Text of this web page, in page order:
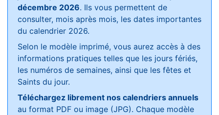
décembre 2026. Ils vous permettent de
consulter, mois après mois, les dates importantes
du calendrier 2026.
Selon le modèle imprimé, vous aurez accès à des
informations pratiques telles que les jours fériés,
les numéros de semaines, ainsi que les fêtes et
Saints du jour.
Téléchargez librement nos calendriers annuels
au format PDF ou image (JPG). Chaque modèle